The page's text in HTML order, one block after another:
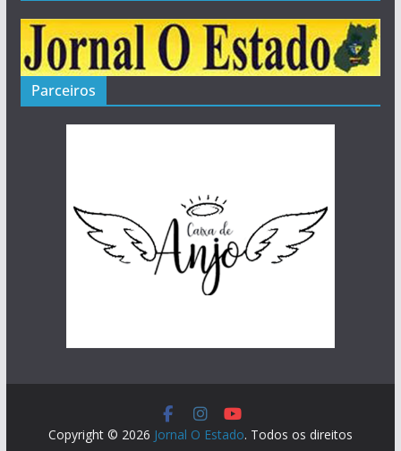
Parceiros
Copyright © 2026 Jornal O Estado. Todos os direitos